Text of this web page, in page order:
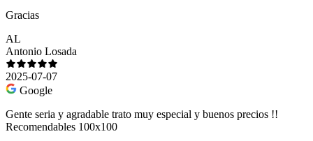
Gracias
AL
Antonio Losada
2025-07-07
Google
Gente seria y agradable trato muy especial y buenos precios !!
Recomendables 100x100